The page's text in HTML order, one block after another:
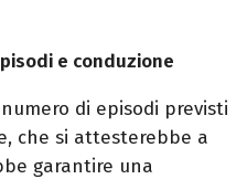
e conduzione
di episodi previsti
che si attesterebbe a
garantire una